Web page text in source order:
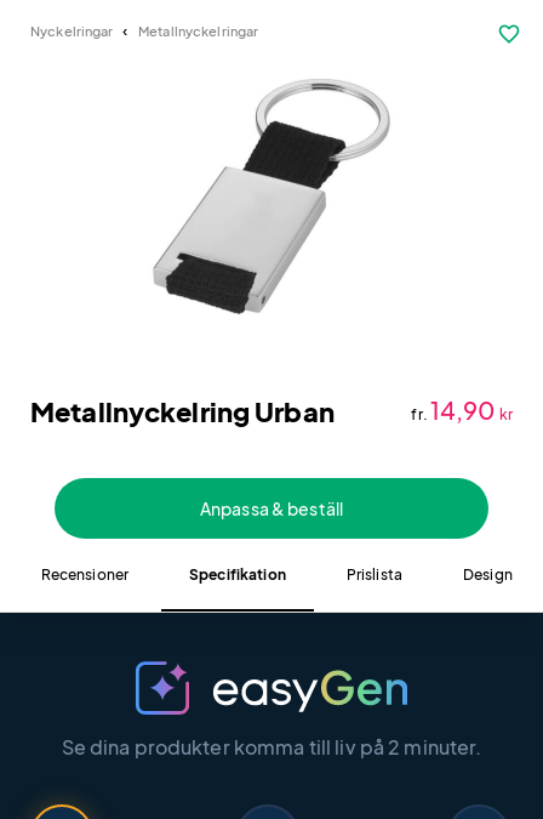
Nyckelringar Metallnyckelringar favorite_border
Metallnyckelring Urban fr. 14,90 kr
Anpassa & beställ
Recensioner Specifikation Prislista Design
Se dina produkter komma till liv på 2 minuter.